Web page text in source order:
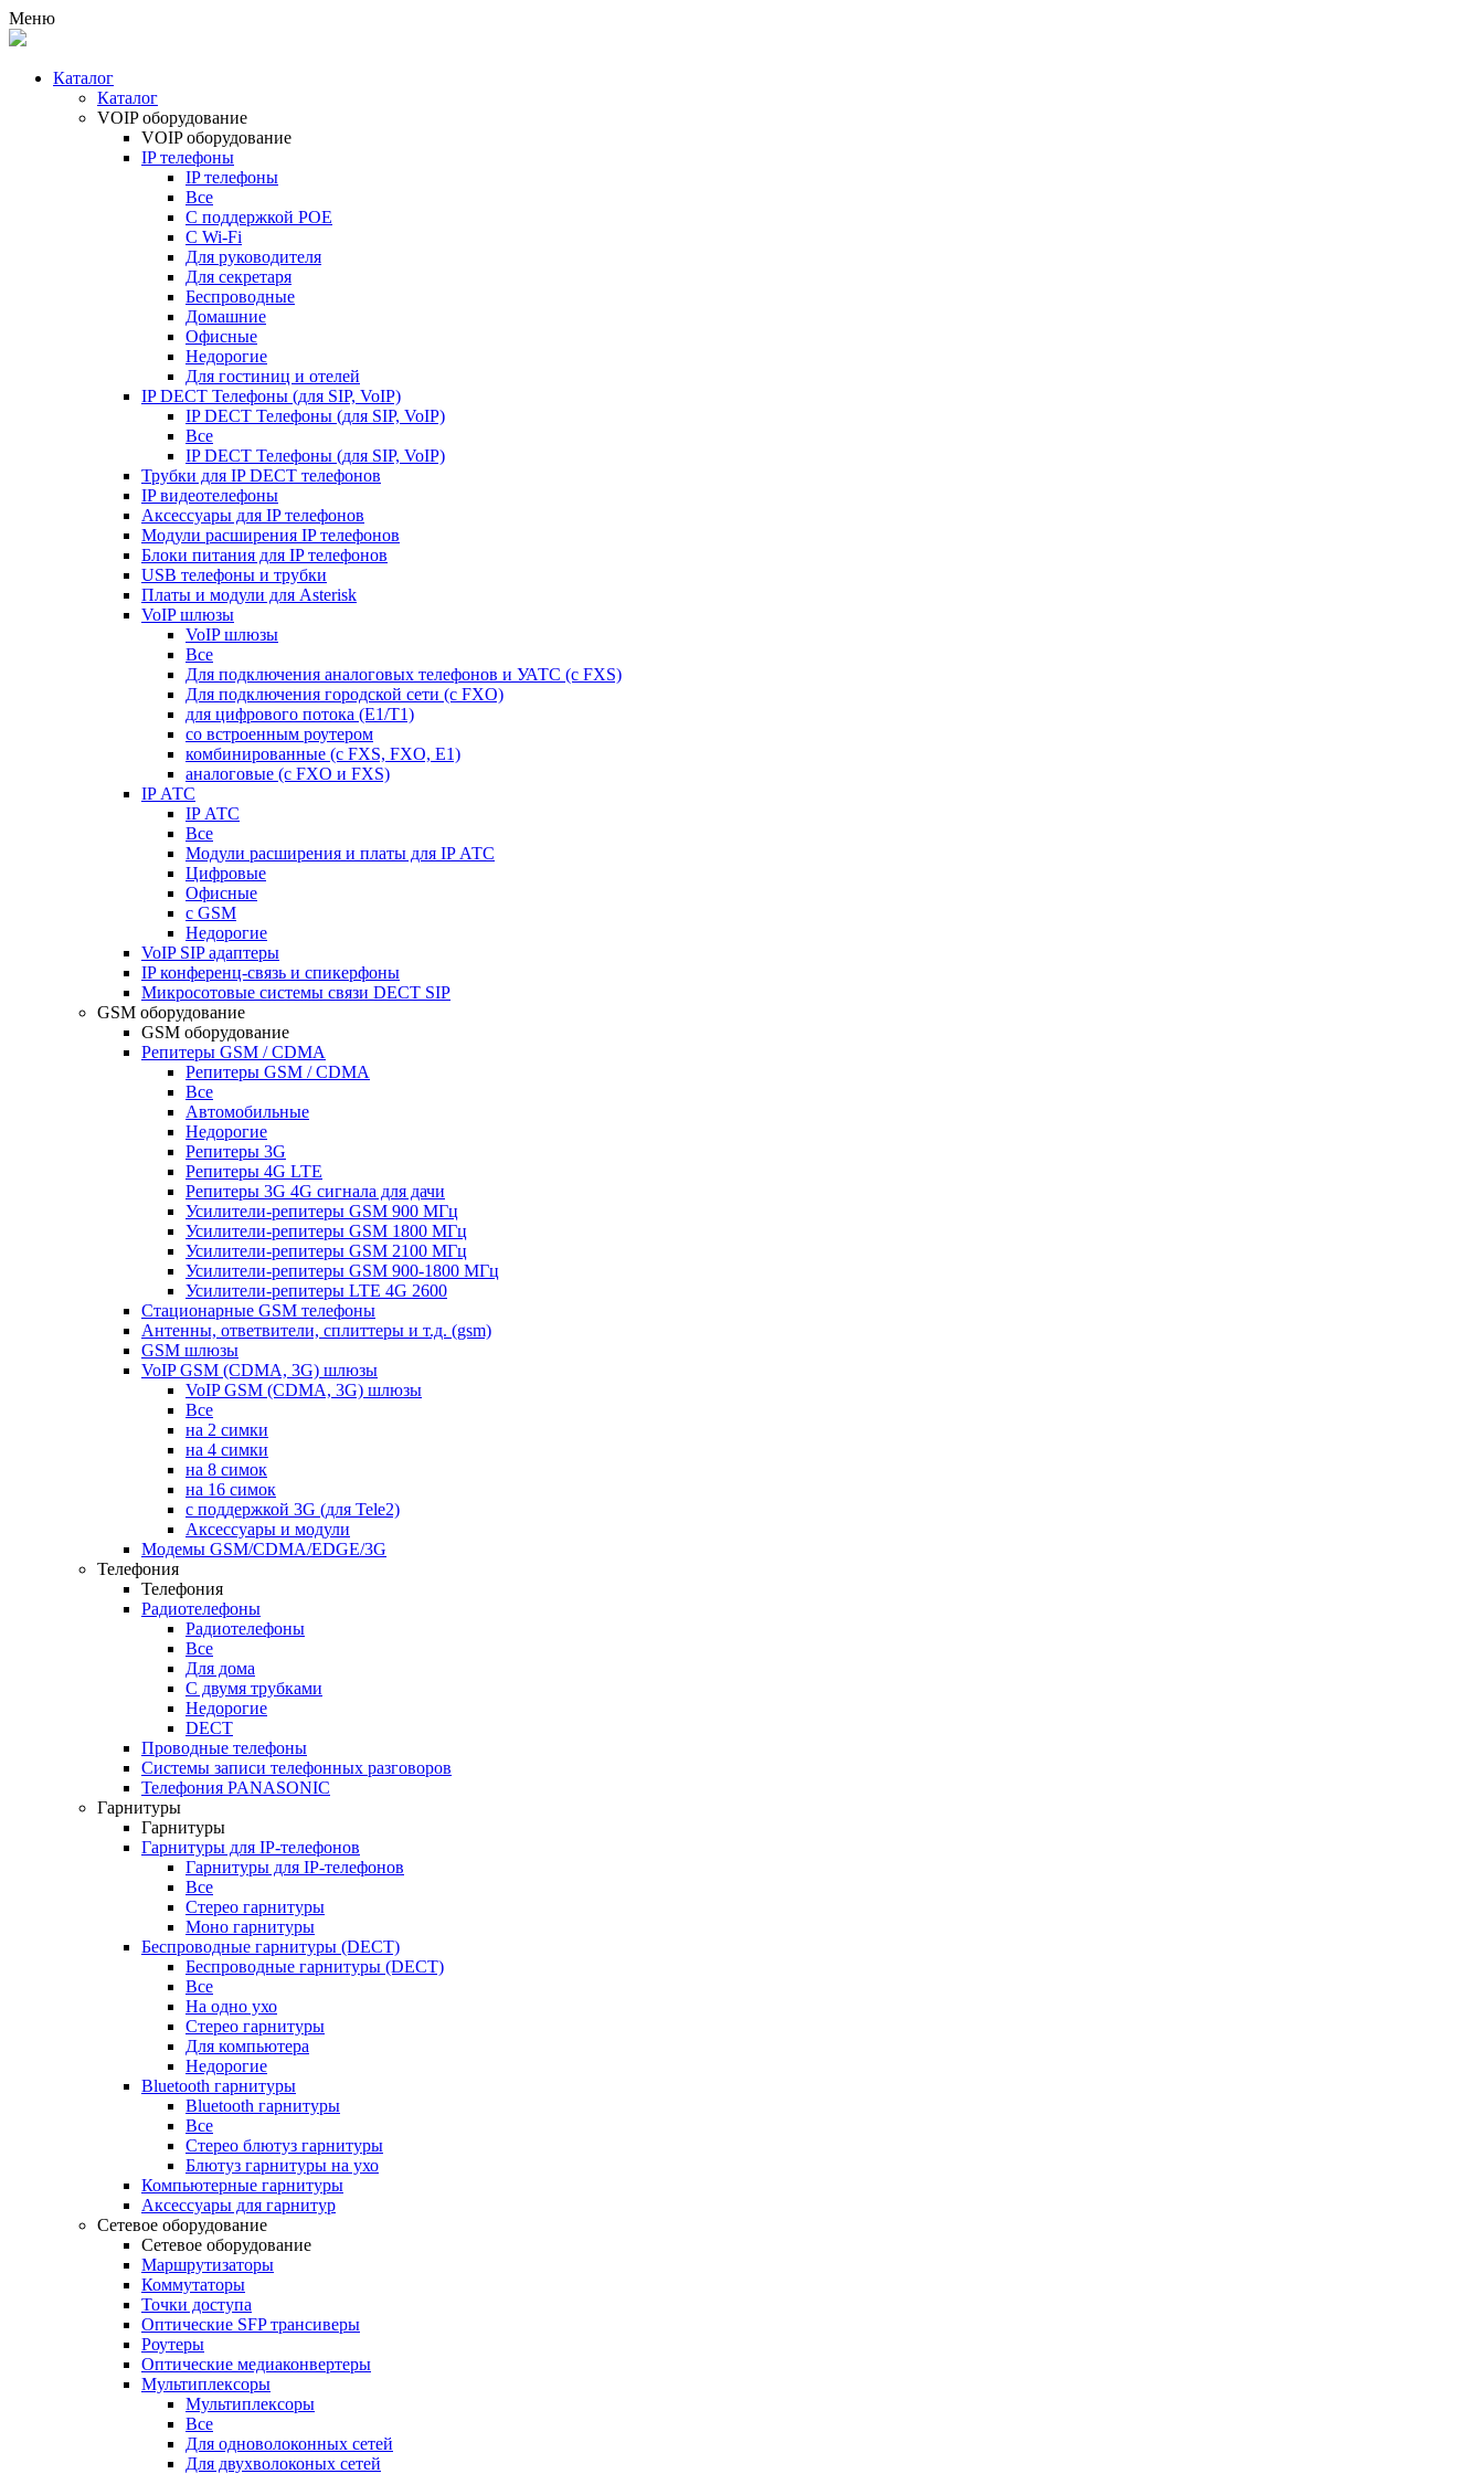
Меню
Каталог
Каталог
VOIP оборудование
VOIP оборудование
IP телефоны
IP телефоны
Все
С поддержкой POE
C Wi-Fi
Для руководителя
Для секретаря
Беспроводные
Домашние
Офисные
Недорогие
Для гостиниц и отелей
IP DECT Телефоны (для SIP, VoIP)
IP DECT Телефоны (для SIP, VoIP)
Все
IP DECT Телефоны (для SIP, VoIP)
Трубки для IP DECT телефонов
IP видеотелефоны
Аксессуары для IP телефонов
Модули расширения IP телефонов
Блоки питания для IP телефонов
USB телефоны и трубки
Платы и модули для Asterisk
VoIP шлюзы
VoIP шлюзы
Все
Для подключения аналоговых телефонов и УАТС (с FXS)
Для подключения городской сети (с FXO)
для цифрового потока (E1/T1)
со встроенным роутером
комбинированные (c FXS, FXO, E1)
аналоговые (с FXO и FXS)
IP АТС
IP АТС
Все
Модули расширения и платы для IP АТС
Цифровые
Офисные
с GSM
Недорогие
VoIP SIP адаптеры
IP конференц-связь и спикерфоны
Микросотовые системы связи DECT SIP
GSM оборудование
GSM оборудование
Репитеры GSM / CDMA
Репитеры GSM / CDMA
Все
Автомобильные
Недорогие
Репитеры 3G
Репитеры 4G LTE
Репитеры 3G 4G сигнала для дачи
Усилители-репитеры GSM 900 МГц
Усилители-репитеры GSM 1800 МГц
Усилители-репитеры GSM 2100 МГц
Усилители-репитеры GSM 900-1800 МГц
Усилители-репитеры LTE 4G 2600
Стационарные GSM телефоны
Антенны, ответвители, сплиттеры и т.д. (gsm)
GSM шлюзы
VoIP GSM (CDMA, 3G) шлюзы
VoIP GSM (CDMA, 3G) шлюзы
Все
на 2 симки
на 4 симки
на 8 симок
на 16 симок
с поддержкой 3G (для Tele2)
Аксессуары и модули
Модемы GSM/CDMA/EDGE/3G
Телефония
Телефония
Радиотелефоны
Радиотелефоны
Все
Для дома
С двумя трубками
Недорогие
DECT
Проводные телефоны
Системы записи телефонных разговоров
Телефония PANASONIC
Гарнитуры
Гарнитуры
Гарнитуры для IP-телефонов
Гарнитуры для IP-телефонов
Все
Стерео гарнитуры
Моно гарнитуры
Беспроводные гарнитуры (DECT)
Беспроводные гарнитуры (DECT)
Все
На одно ухо
Стерео гарнитуры
Для компьютера
Недорогие
Bluetooth гарнитуры
Bluetooth гарнитуры
Все
Стерео блютуз гарнитуры
Блютуз гарнитуры на ухо
Компьютерные гарнитуры
Аксессуары для гарнитур
Сетевое оборудование
Сетевое оборудование
Маршрутизаторы
Коммутаторы
Точки доступа
Оптические SFP трансиверы
Роутеры
Оптические медиаконвертеры
Мультиплексоры
Мультиплексоры
Все
Для одноволоконных сетей
Для двухволоконых сетей